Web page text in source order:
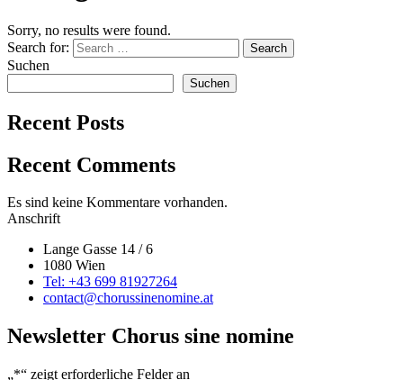
Sorry, no results were found.
Search for:
Search
Suchen
Suchen
Recent Posts
Recent Comments
Es sind keine Kommentare vorhanden.
Anschrift
Lange Gasse 14 / 6
1080 Wien
Tel: +43 699 81927264
contact@chorussinenomine.at
Newsletter Chorus sine nomine
„*“ zeigt erforderliche Felder an